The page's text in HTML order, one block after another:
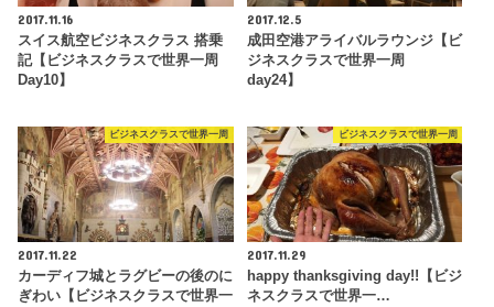
2017.11.16
スイス航空ビジネスクラス 搭乗
記【ビジネスクラスで世界一周
Day10】
2017.12.5
成田空港アライバルラウンジ【ビ
ジネスクラスで世界一周
day24】
ビジネスクラスで世界一周
2017.11.22
カーディフ城とラグビーの後のに
ぎわい【ビジネスクラスで世界一
ビジネスクラスで世界一周
2017.11.29
happy thanksgiving day!!【ビジ
ネスクラスで世界一…